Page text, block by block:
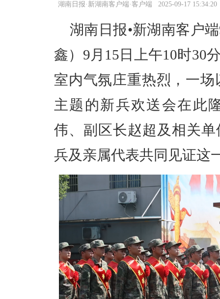
湖南日报·新湖南客户端·客户端 2025-09-17 15:34:20
湖南日报•新湖南客户
鑫） 9月15日上午10时30
室内气氛庄重热烈，一
主题的新兵欢送会在此
伟、副区长赵超及相关
兵及亲属代表共同见证这